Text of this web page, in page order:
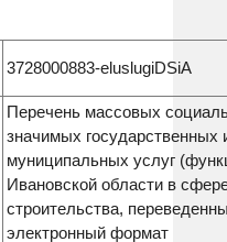
3728000883-eluslugiDSiA
Перечень массовых
значимых государственных
муниципальных услуг
Ивановской области в
строительства,
электронный формат